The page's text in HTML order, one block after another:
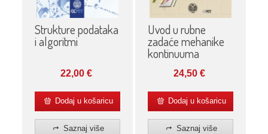
Strukture podataka
i algoritmi
22,00€
Dodaj u košaricu
Saznaj više
Uvod u rubne
zadaće mehanike
kontinuuma
24,50€
Dodaj u košaricu
Saznaj više